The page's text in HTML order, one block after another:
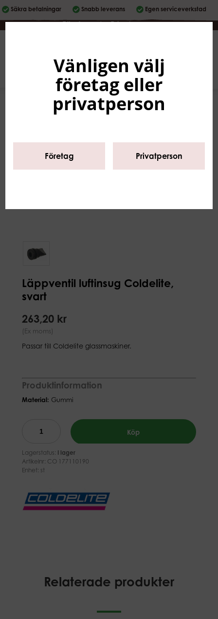
Säkra betalningar Snabb leverans Egen serviceverkstad
Företag | Privatperson
0
Läppventil luftinsug Coldelite,
svart
263,20 kr
(Ex moms)
Passar till Coldelite glassmaskiner.
Produktinformation
Material: Gummi
Köp
Lagerstatus: I lager
Artikelnr: CO 177110190
Enhet: st
Relaterade produkter
Vänligen välj
företag eller
privatperson
Företag Privatperson